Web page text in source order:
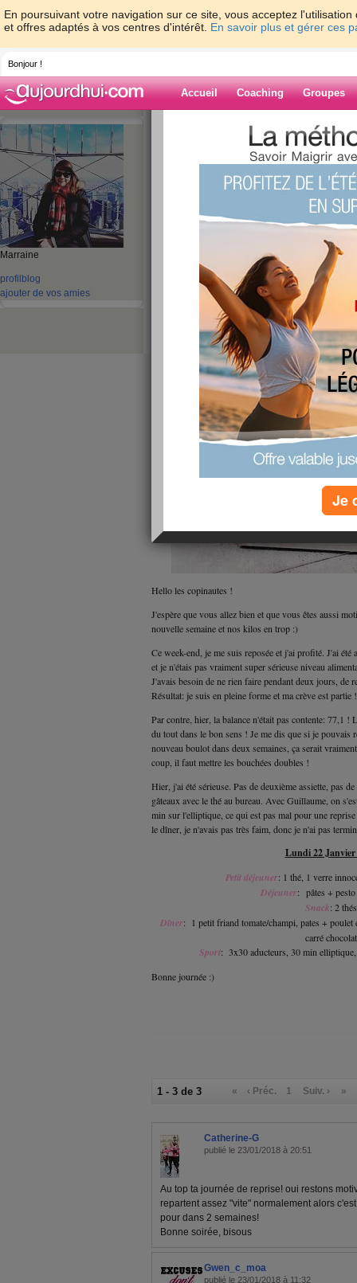
En poursuivant votre navigation sur ce site, vous acceptez
et offres adaptés à vos centres d'intérêt. En savoir plus et gérer ces
Bonjour !
Accueil Coaching Groupes
Marraine
profil blog
ajouter de vos amies
> Wild-Honey17 >
Blog de Wild-
Lundi 22 Janvier
Hello les copinautes !
J'espère que vous allez bien et que vous êtes aussi
nouvelle semaine et nos kilos en trop :)
Ce week-end, je me suis reposée et j'ai profité. J'ai été
et je n'étais pas vraiment super sérieuse niveau
J'avais besoin de ne rien faire pendant deux jours, de
Résultat: je suis en pleine forme et ma crève est partie !
Par contre, hier, la balance n'était pas contente: 77,1 !
du tout dans le bon sens ! Je me dis que si je pouvais
nouveau boulot dans deux semaines, ça serait
coup, il faut mettre les bouchées doubles !
Hier, j'ai été sérieuse. Pas de deuxième assiette, pas
gâteaux avec le thé au bureau. Avec Guillaume, on
min sur l'elliptique, ce qui est pas mal pour une
le dîner, je n'avais pas très faim, donc je n'ai pas
Lundi 22 Janvier
Petit déjeuner: 1 thé, 1 verre
Déjeuner: pâtes + pesto
Snack: 2 thés
Dîner: 1 petit friand tomate/champi, pates +
carré chocolat
Sport: 3x30 aducteurs, 30 min
Bonne journée :)
1 - 3 de 3 « ‹ Préc. 1 Suiv. › »
Catherine-G
publié le 23/01/2018 à 20:51
Au top ta journée de reprise! oui restons
repartent assez "vite" normalement alors
pour dans 2 semaines!
Bonne soirée, bisous
Gwen_c_moa
publié le 23/01/2018 à 11:32
Je